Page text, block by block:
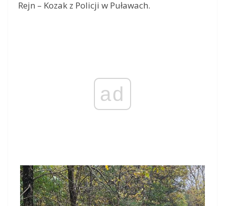
Rejn – Kozak z Policji w Puławach.
ad